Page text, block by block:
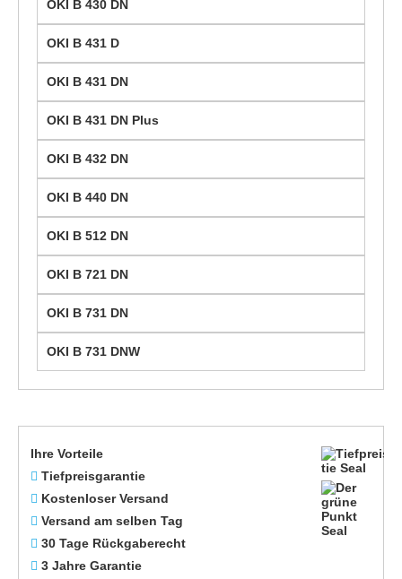
Ihre Vorteile
Tiefpreisgarantie
Kostenloser Versand
Versand am selben Tag
30 Tage Rückgaberecht
3 Jahre Garantie
OKI B 430 DN
OKI B 431 D
OKI B 431 DN
OKI B 431 DN Plus
OKI B 432 DN
OKI B 440 DN
OKI B 512 DN
OKI B 721 DN
OKI B 731 DN
OKI B 731 DNW